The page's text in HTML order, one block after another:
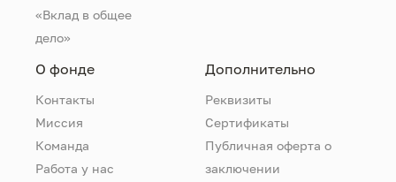
«Вклад в общее
дело»
О фонде
Контакты
Миссия
Команда
Работа у нас
Дополнительно
Реквизиты
Сертификаты
Публичная оферта о
заключении